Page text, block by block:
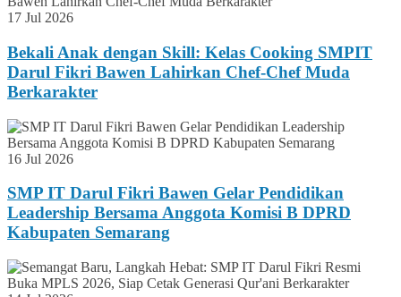
17 Jul 2026
Bekali Anak dengan Skill: Kelas Cooking SMPIT
Darul Fikri Bawen Lahirkan Chef-Chef Muda
Berkarakter
16 Jul 2026
SMP IT Darul Fikri Bawen Gelar Pendidikan
Leadership Bersama Anggota Komisi B DPRD
Kabupaten Semarang